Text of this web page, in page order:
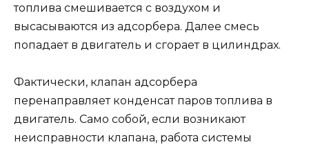
топлива смешивается с воздухом и
высасываются из адсорбера. Далее смесь
попадает в двигатель и сгорает в цилиндрах.
Фактически, клапан адсорбера
перенаправляет конденсат паров топлива в
двигатель. Само собой, если возникают
неисправности клапана, работа системы